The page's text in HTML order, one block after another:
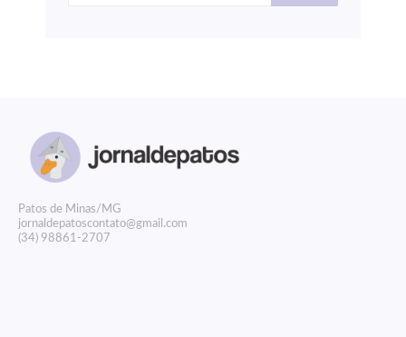
Patos de Minas/MG
jornaldepatoscontato@gmail.com
(34) 98861-2707